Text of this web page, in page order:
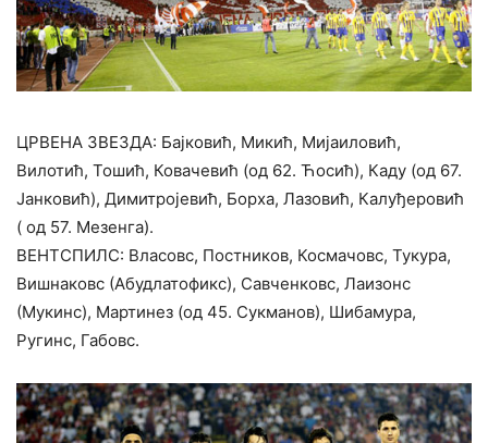
ЦРВЕНА ЗВЕЗДА: Бајковић, Микић, Мијаиловић,
Вилотић, Тошић, Ковачевић (од 62. Ћосић), Каду (од 67.
Јанковић), Димитројевић, Борха, Лазовић, Калуђеровић
( од 57. Мезенга).
ВЕНТСПИЛС: Власовс, Постников, Космачовс, Тукура,
Вишнаковс (Абудлатофикс), Савченковс, Лаизонс
(Мукинс), Мартинез (од 45. Сукманов), Шибамура,
Ругинс, Габовс.